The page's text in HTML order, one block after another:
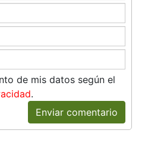
de mis datos según el
.
Enviar comentario